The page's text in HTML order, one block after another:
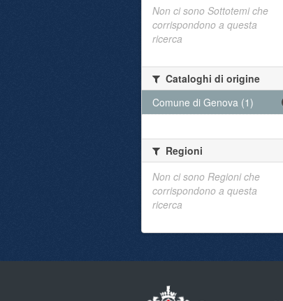
Non ci sono Sottotemi che
corrispondono a questa
ricerca
Cataloghi di origine
Comune di Genova (1)
Regioni
Non ci sono Regioni che
corrispondono a questa
ricerca